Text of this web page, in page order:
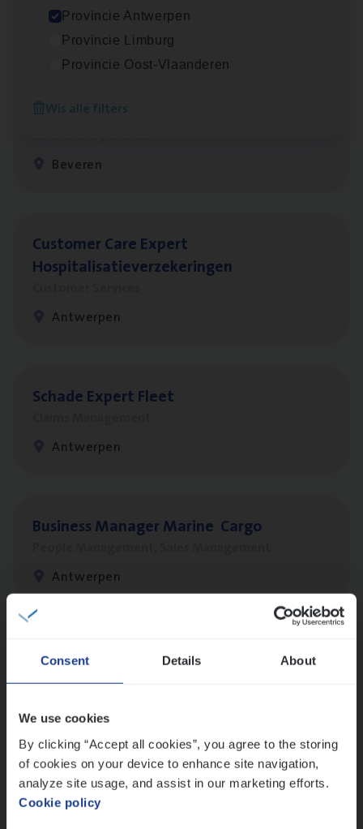
Consent Details About
We use cookies
By clicking “Accept all cookies”, you agree to the storing
of cookies on your device to enhance site navigation,
analyze site usage, and assist in our marketing efforts.
Cookie policy
Provincie Antwerpen
Provincie Limburg
Provincie Oost-Vlaanderen
Wis alle filters
Antwerpen
Benefits
Beveren
Cus­to­mer Care Expert
Hospitalisatieverzekeringen
Antwerpen
Scha­de Expert Fleet
Antwerpen
Busi­ness Mana­ger Mari­ne Cargo
Antwerpen
Client Exe­cu­ti­ve Marine
Dos­sier­be­heer­der Pro­per­ty verzekeringen
Insurance Operations